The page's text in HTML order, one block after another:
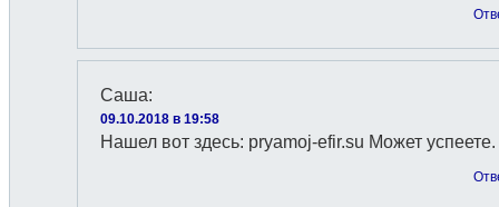
Саша:
09.10.2018 в 19:58
Нашел вот здесь: pryamoj-efir.su Может успеете.